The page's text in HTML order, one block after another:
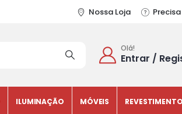
Nossa Loja
Olá!
Entrar /
ILUMINAÇÃO MÓVEIS